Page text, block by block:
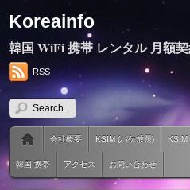
Koreainfo
韓国 WiFi 携帯 レンタル 月額
RSS
会社概要 KSIM (パケ放題) KSIM
韓国 携帯 アクセス お問い合わせ